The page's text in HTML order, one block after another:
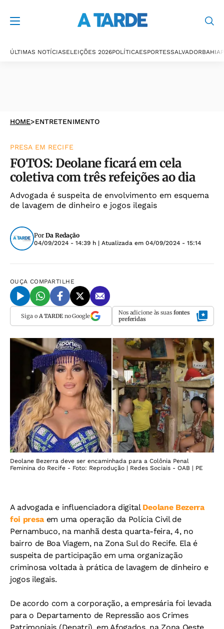
ÚLTIMAS NOTÍCIASELEIÇÕES 2026POLÍTICAESPORTESSALVADORBAHIA
HOME>ENTRETENIMENTO
PRESA EM RECIFE
FOTOS: Deolane ficará em cela
coletiva com três refeições ao dia
Advogada é suspeita de envolvimento em esquema
de lavagem de dinheiro e jogos ilegais
Por Da Redação
04/09/2024 - 14:39 h | Atualizada em 04/09/2024 - 15:14
OUÇA COMPARTILHE
Siga o A TARDEno Google Nos adicione às suas fontes
preferidas
Deolane Bezerra deve ser encaminhada para a Colônia Penal
Feminina do Recife - Foto: Reprodução | Redes Sociais - OAB | PE
A advogada e influenciadora digital Deolane Bezerra
foi presa em uma operação da Polícia Civil de
Pernambuco, na manhã desta quarta-feira, 4, no
bairro de Boa Viagem, na Zona Sul do Recife. Ela é
suspeita de participação em uma organização
criminosa voltada à prática de lavagem de dinheiro e
jogos ilegais.
De acordo com a corporação, a empresária foi levada
para o Departamento de Repressão aos Crimes